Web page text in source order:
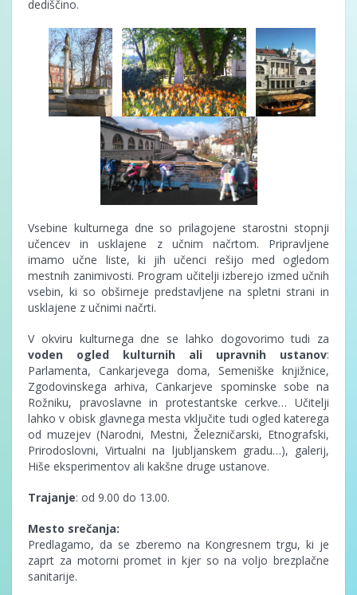
dediščino.
Vsebine kulturnega dne so prilagojene starostni stopnji
učencev in usklajene z učnim načrtom. Pripravljene
imamo učne liste, ki jih učenci rešijo med ogledom
mestnih zanimivosti. Program učitelji izberejo izmed učnih
vsebin, ki so obširneje predstavljene na spletni strani in
usklajene z učnimi načrti.
V okviru kulturnega dne se lahko dogovorimo tudi za
voden ogled kulturnih ali upravnih ustanov:
Parlamenta, Cankarjevega doma, Semeniške knjižnice,
Zgodovinskega arhiva, Cankarjeve spominske sobe na
Rožniku, pravoslavne in protestantske cerkve… Učitelji
lahko v obisk glavnega mesta vključite tudi ogled katerega
od muzejev (Narodni, Mestni, Železničarski, Etnografski,
Prirodoslovni, Virtualni na ljubljanskem gradu…), galerij,
Hiše eksperimentov ali kakšne druge ustanove.
Trajanje: od 9.00 do 13.00.
Mesto srečanja:
Predlagamo, da se zberemo na Kongresnem trgu, ki je
zaprt za motorni promet in kjer so na voljo brezplačne
sanitarije.